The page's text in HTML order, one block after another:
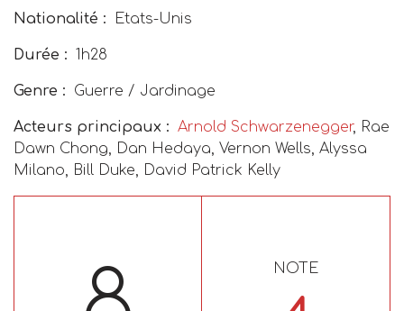
Nationalité : Etats-Unis
Durée : 1h28
Genre : Guerre / Jardinage
Acteurs principaux : Arnold Schwarzenegger, Rae
Dawn Chong, Dan Hedaya, Vernon Wells, Alyssa
Milano, Bill Duke, David Patrick Kelly
NOTE